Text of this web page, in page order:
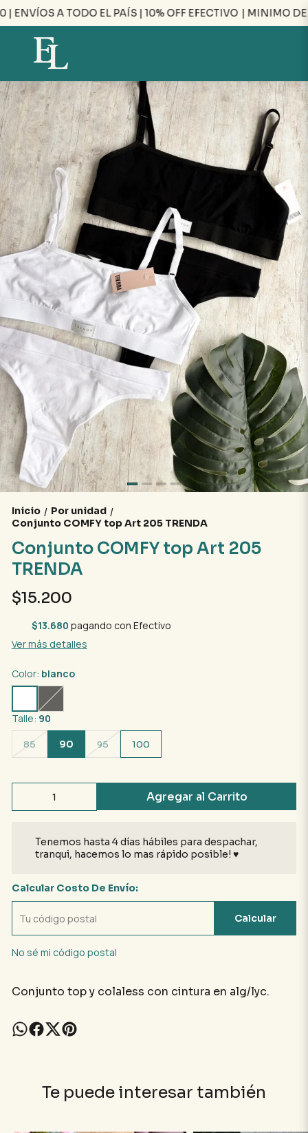
A TODO EL PAÍS | 10% OFF EFECTIVO | MINIMO DE
Inicio / Por unidad /
Conjunto COMFY top Art 205 TRENDA
Conjunto COMFY top Art 205
TRENDA
$15.200
$13.680 pagando con Efectivo
Ver más detalles
Color: blanco
Talle: 90
85 90 95 100
Agregar al Carrito
Tenemos hasta 4 días hábiles para despachar,
tranqui, hacemos lo mas rápido posible! ♥
Calcular Costo De Envío:
Calcular
No sé mi código postal
Conjunto top y colaless con cintura en alg/lyc.
Te puede interesar también